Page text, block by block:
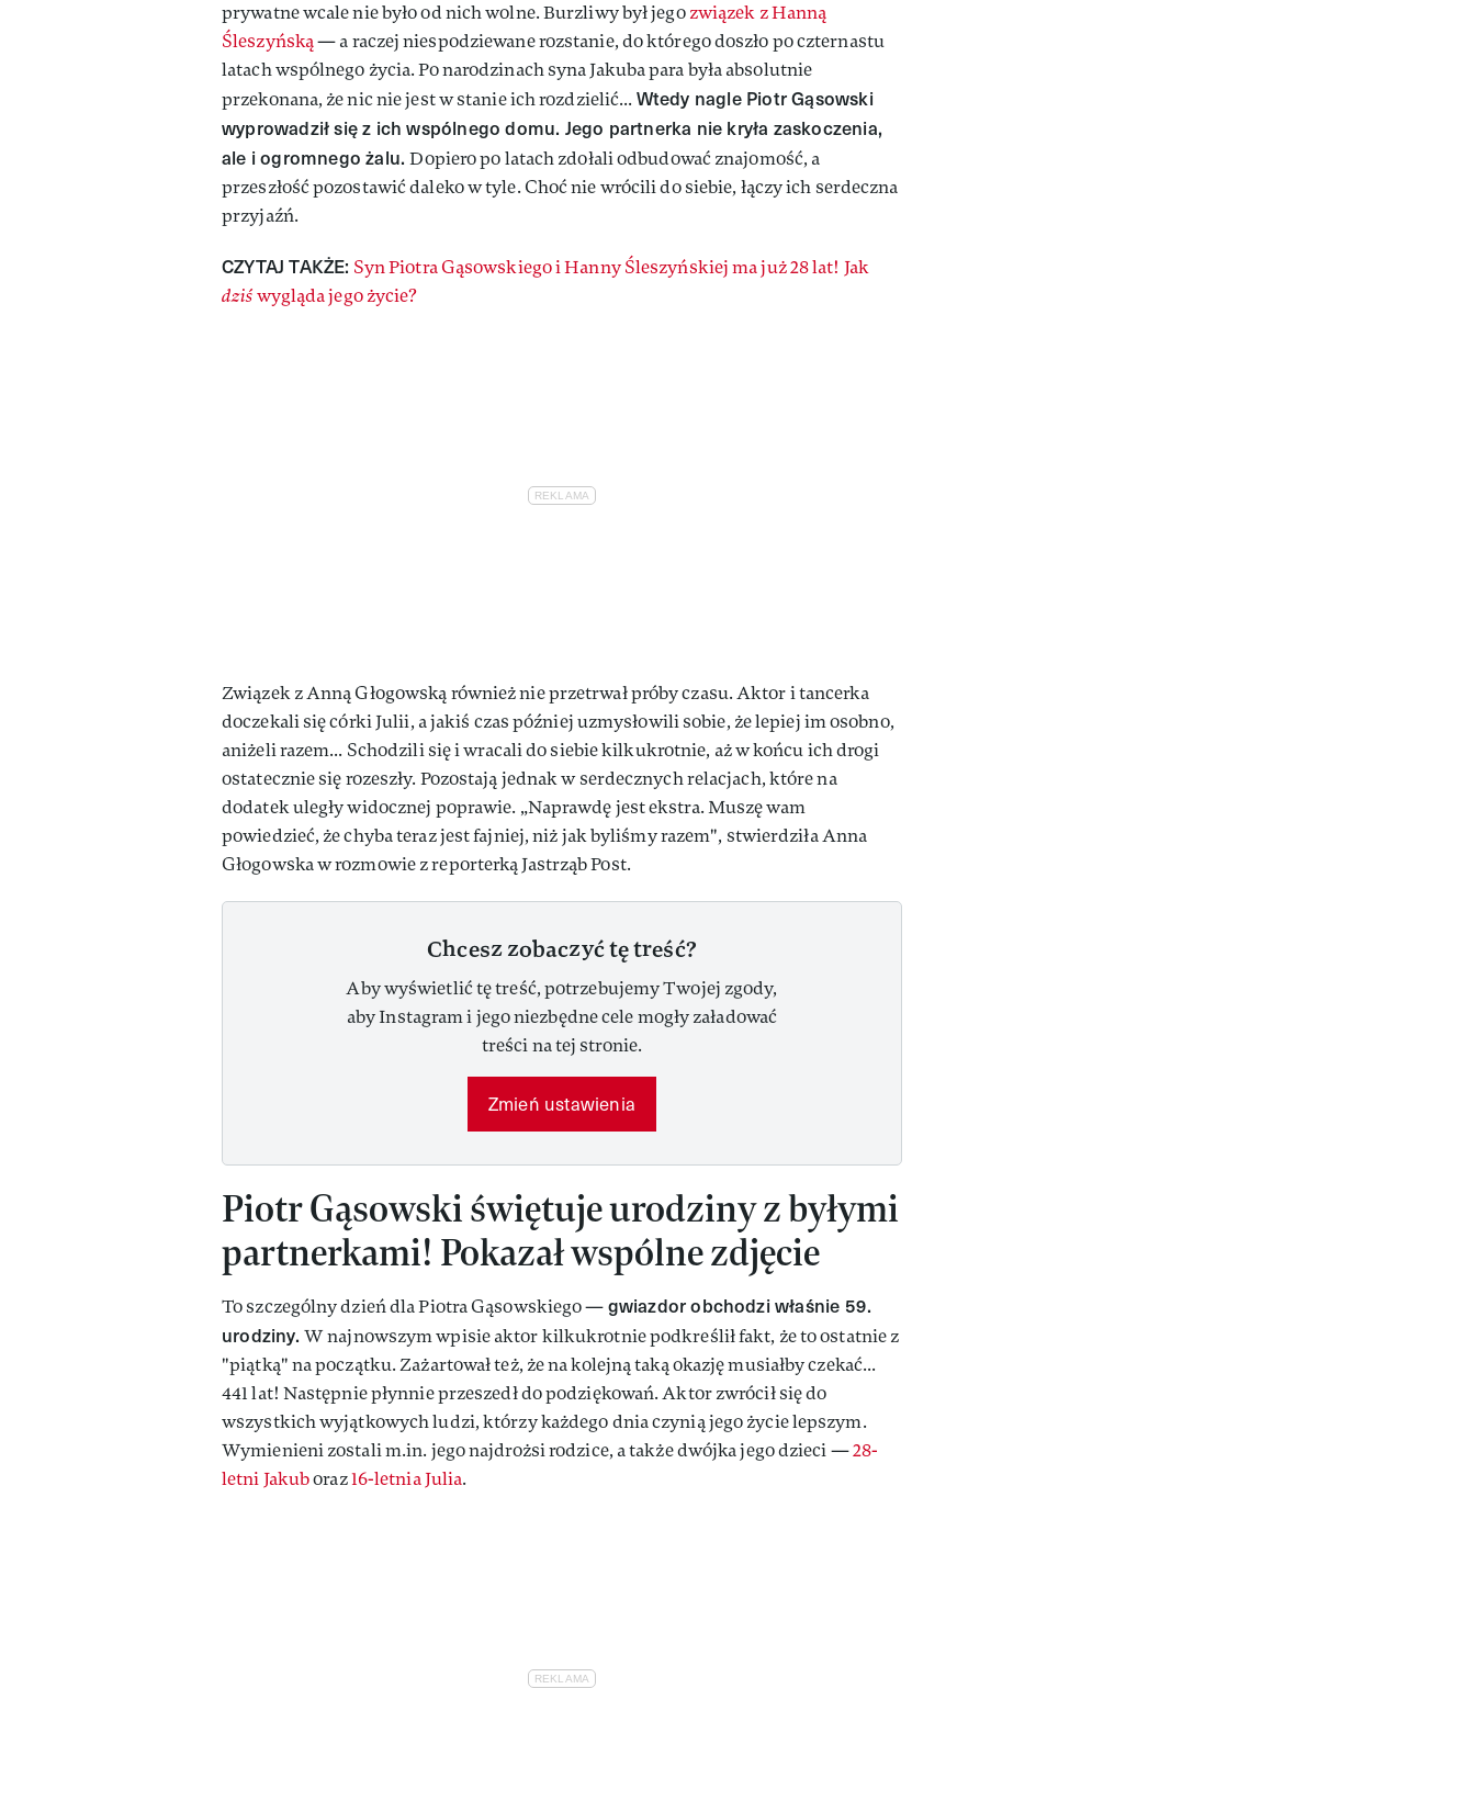
prywatne wcale nie było od nich wolne. Burzliwy był jegozwiązek z Hanną
Śleszyńską— a raczej niespodziewane rozstanie, do którego doszło po czternastu
latach wspólnego życia. Po narodzinach syna Jakuba para była absolutnie
przekonana, że nic nie jest w stanie ich rozdzielić... Wtedy nagle Piotr Gąsowski
wyprowadził się z ich wspólnego domu. Jego partnerka nie kryła zaskoczenia,
ale i ogromnego żalu.Dopiero po latach zdołali odbudować znajomość, a
przeszłość pozostawić daleko w tyle. Choć nie wrócili do siebie, łączy ich serdeczna
przyjaźń.
CZYTAJ TAKŻE: SynPiotra Gąsowskiego i Hanny Śleszyńskiej ma już 28 lat! Jak
dziśwygląda jego życie?
Związek z Anną Głogowską również nie przetrwał próby czasu. Aktor i tancerka
doczekali się córki Julii, a jakiś czas później uzmysłowili sobie, że lepiej im osobno,
aniżeli razem... Schodzili się i wracali do siebie kilkukrotnie, aż w końcu ich drogi
ostatecznie się rozeszły. Pozostają jednak w serdecznych relacjach, które na
dodatek uległy widocznej poprawie. „Naprawdę jest ekstra. Muszę wam
powiedzieć, że chyba teraz jest fajniej, niż jak byliśmy razem", stwierdziła Anna
Głogowska w rozmowie z reporterką Jastrząb Post.
Chcesz zobaczyć tę treść?
Aby wyświetlić tę treść, potrzebujemy Twojej zgody,
aby Instagram i jego niezbędne cele mogły załadować
treści na tej stronie.
Zmień ustawienia
Piotr Gąsowski świętuje urodziny z byłymi
partnerkami! Pokazał wspólne zdjęcie
To szczególny dzień dla Piotra Gąsowskiego —gwiazdor obchodzi właśnie 59.
urodziny. W najnowszym wpisie aktor kilkukrotnie podkreślił fakt, że to ostatnie z
"piątką" na początku. Zażartował też, że na kolejną taką okazję musiałby czekać...
441 lat! Następnie płynnie przeszedł do podziękowań. Aktor zwrócił się do
wszystkich wyjątkowych ludzi, którzy każdego dnia czynią jego życie lepszym.
Wymienieni zostali m.in. jego najdrożsi rodzice, a także dwójka jego dzieci —28-
letni Jakuboraz16-letnia Julia.